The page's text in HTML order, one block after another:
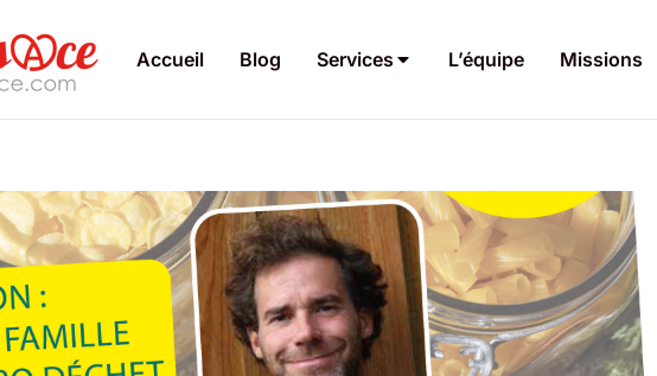
Accueil Blog Services L’équipe Missions